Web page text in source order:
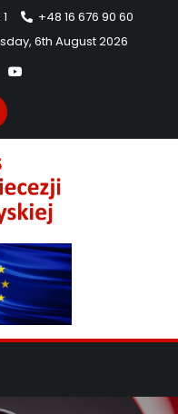
+48 16 676 90 60
6th August 2026